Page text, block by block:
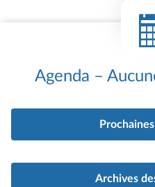
Agenda –
Archives